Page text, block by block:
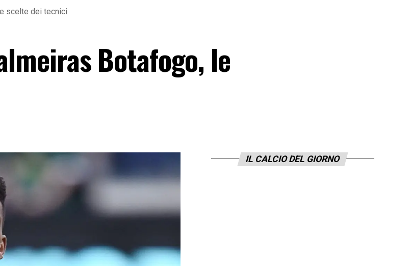
scelte dei tecnici
Botafogo, le
IL CALCIO DEL GIORNO